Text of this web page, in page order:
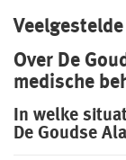
De
Inloggen
Voor
Over De
medische
In welke
De Goudse